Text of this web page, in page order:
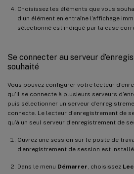
Choisissez les éléments que vous
d’un élément en entraîne l’affichage
sélectionné est indiqué par la case
Se connecter au serveur
souhaité
Vous pouvez configurer votre lecteur
qu’il se connecte à plusieurs serveurs
puis sélectionner un serveur
connecte. Le lecteur d’enregistrement de
qu’à un seul serveur d’enregistrement de
Ouvrez une session sur le poste de
d’enregistrement de session est installé.
Dans le menu Démarrer , choisissez